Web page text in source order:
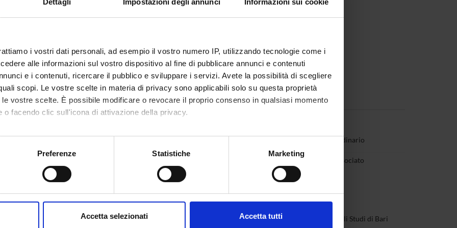
Dettagli Impostazioni degli annunci Informazioni sui cookie
i vostri dati personali, ad esempio il vostro numero IP, utilizzando tecnologie come i
alle informazioni sul vostro dispositivo al fine di pubblicare annunci e contenuti
e i contenuti, ricercare il pubblico e sviluppare i servizi. Avete la possibilità di scegliere
scopi. Le vostre scelte in materia di privacy sono applicabili solo su questa proprietà
vostre scelte. È possibile modificare o revocare il proprio consenso in qualsiasi momento
o facendo clic sull'icona di attivazione della privacy.
anche:
sulla tua posizione geografica, con un'approssimazione di qualche metro,
in qualsiasi momento dalla Dichiarazione sui cookie.
Preferenze Statistiche Marketing
Accetta selezionati Accetta tutti
Competenze Progetti
Professore ordinario
Professore associato
Università di Verona Migena Rexha
Università degli Studi di Bari